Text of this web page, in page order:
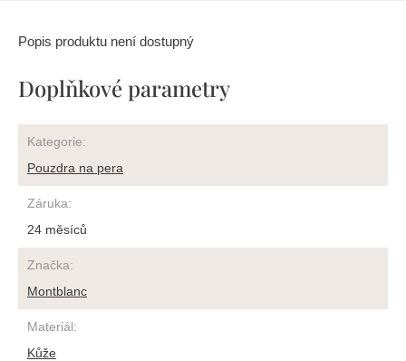
Popis produktu není dostupný
Doplňkové parametry
Kategorie:
Pouzdra na pera
Záruka:
24 měsíců
Značka:
Montblanc
Materiál:
Kůže